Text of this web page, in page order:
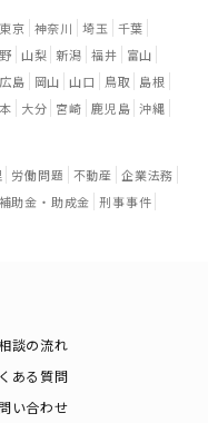
東京 神奈川 埼玉
千葉
山梨 新潟 福井
富山
広島 岡山 山口 鳥取
島根
大分 宮崎 鹿児島 沖縄
労働問題 不動産 企業法務
補助金・助成金 刑事事件
談の流れ
ある質問
い合わせ